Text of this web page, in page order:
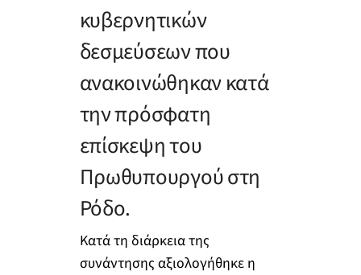
κυβερνητικών
δεσμεύσεων που
ανακοινώθηκαν κατά
την πρόσφατη
επίσκεψη του
Πρωθυπουργού στη
Ρόδο.
Κατά τη διάρκεια της
συνάντησης αξιολογήθηκε η